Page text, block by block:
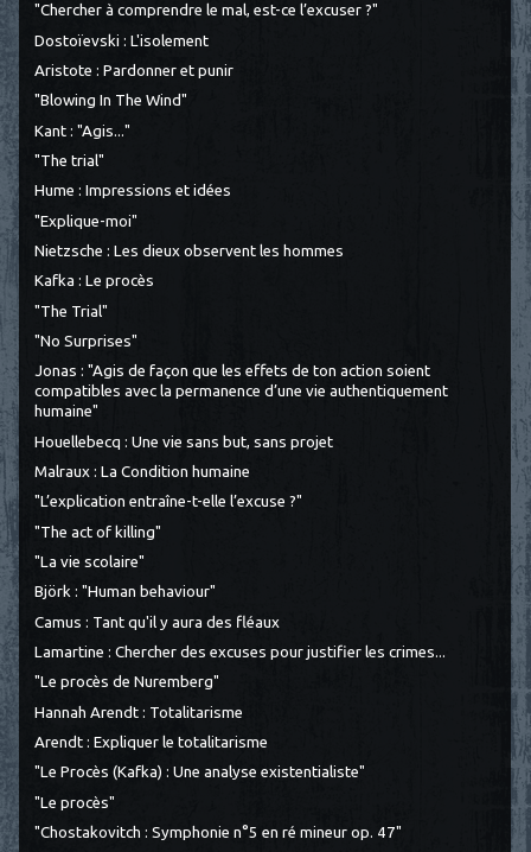
"Chercher à comprendre le mal, est-ce l’excuser ?"
Dostoïevski : L'isolement
Aristote : Pardonner et punir
"Blowing In The Wind"
Kant : "Agis..."
"The trial"
Hume : Impressions et idées
"Explique-moi"
Nietzsche : Les dieux observent les hommes
Kafka : Le procès
"The Trial"
"No Surprises"
Jonas : "Agis de façon que les effets de ton action soient
compatibles avec la permanence d’une vie authentiquement
humaine"
Houellebecq : Une vie sans but, sans projet
Malraux : La Condition humaine
"L’explication entraîne-t-elle l’excuse ?"
"The act of killing"
"La vie scolaire"
Björk : "Human behaviour"
Camus : Tant qu'il y aura des fléaux
Lamartine : Chercher des excuses pour justifier les crimes...
"Le procès de Nuremberg"
Hannah Arendt : Totalitarisme
Arendt : Expliquer le totalitarisme
"Le Procès (Kafka) : Une analyse existentialiste"
"Le procès"
"Chostakovitch : Symphonie n°5 en ré mineur op. 47"